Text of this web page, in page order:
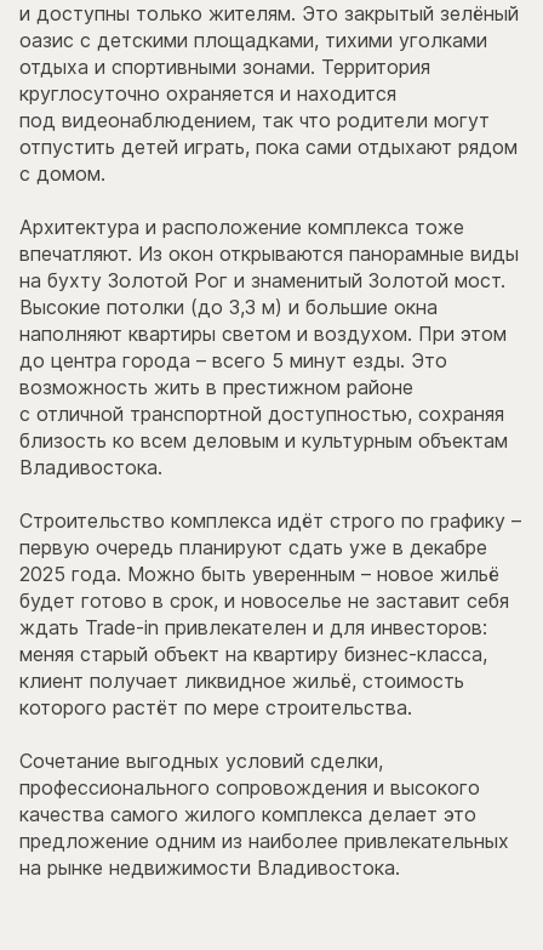
и доступны только жителям. Это закрытый зелёный
оазис с детскими площадками, тихими уголками
отдыха и спортивными зонами. Территория
круглосуточно охраняется и находится
под видеонаблюдением, так что родители могут
отпустить детей играть, пока сами отдыхают рядом
с домом.
Архитектура и расположение комплекса тоже
впечатляют. Из окон открываются панорамные виды
на бухту Золотой Рог и знаменитый Золотой мост.
Высокие потолки (до 3,3 м) и большие окна
наполняют квартиры светом и воздухом. При этом
до центра города – всего 5 минут езды. Это
возможность жить в престижном районе
с отличной транспортной доступностью, сохраняя
близость ко всем деловым и культурным объектам
Владивостока.
Строительство комплекса идёт строго по графику –
первую очередь планируют сдать уже в декабре
2025 года. Можно быть уверенным – новое жильё
будет готово в срок, и новоселье не заставит себя
ждать Trade-in привлекателен и для инвесторов:
меняя старый объект на квартиру бизнес-класса,
клиент получает ликвидное жильё, стоимость
которого растёт по мере строительства.
Сочетание выгодных условий сделки,
профессионального сопровождения и высокого
качества самого жилого комплекса делает это
предложение одним из наиболее привлекательных
на рынке недвижимости Владивостока.